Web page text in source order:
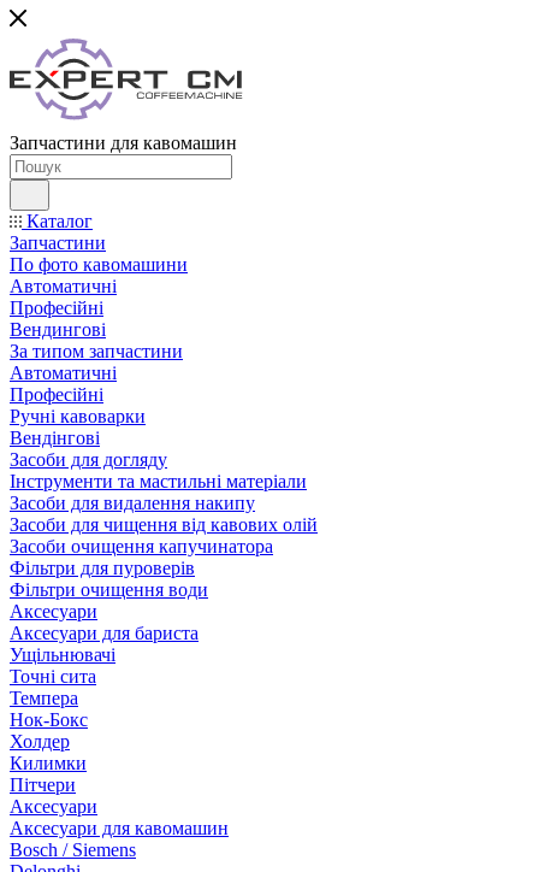
Запчастини для кавомашин
Каталог
Запчастини
По фото кавомашини
Автоматичні
Професійні
Вендингові
За типом запчастини
Автоматичні
Професійні
Ручні кавоварки
Вендінгові
Засоби для догляду
Інструменти та мастильні матеріали
Засоби для видалення накипу
Засоби для чищення від кавових олій
Засоби очищення капучинатора
Фільтри для пуроверів
Фільтри очищення води
Аксесуари
Аксесуари для бариста
Ущільнювачі
Точні сита
Темпера
Нок-Бокс
Холдер
Килимки
Пітчери
Аксесуари
Аксесуари для кавомашин
Bosch / Siemens